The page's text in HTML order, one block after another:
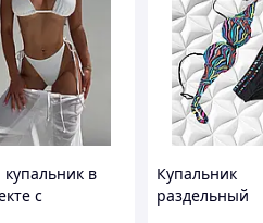
в
с
Купальник
раздельный